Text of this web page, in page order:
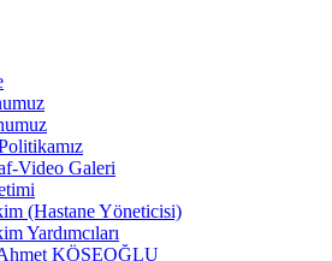
Video Galeri
(Hastane Yöneticisi)
Yardımcıları
KÖSEOĞLU